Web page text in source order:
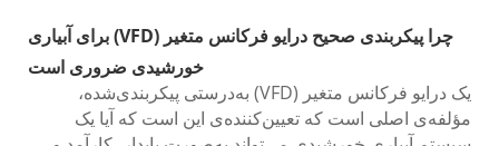
چرا پیکربندی صحیح درایو فرکانس متغیر (VFD) برای آبیاری
خورشیدی ضروری است
یک درایو فرکانس متغیر (VFD) به‌درستی پیکربندی‌شده،
مؤلفه‌ی اصلی است که تعیین‌کننده‌ی این است که آیا یک